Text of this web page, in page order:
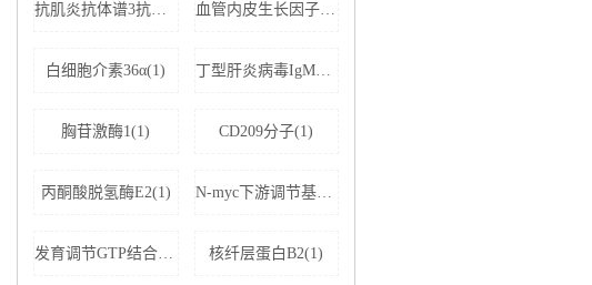
抗肌炎抗体谱3抗体IgG(1) 血管内皮生长因子受体2(1)
白细胞介素36α(1) 丁型肝炎病毒IgM抗体(1)
胸苷激酶1(1) CD209分子(1)
丙酮酸脱氢酶E2(1) N-myc下游调节基因2(1)
发育调节GTP结合蛋白2(1) 核纤层蛋白B2(1)